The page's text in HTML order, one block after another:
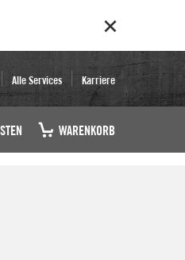
Alle Services Karriere
WARENKORB